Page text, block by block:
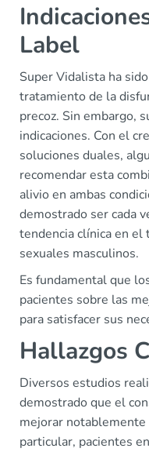
Label
Super Vidalista ha
tratamiento de la
precoz. Sin embargo,
indicaciones. Con el
soluciones duales,
recomendar esta
alivio en ambas
demostrado ser cada
tendencia clínica en
sexuales masculinos.
Es fundamental que
pacientes sobre las
para satisfacer sus
Hallazgos
Diversos estudios
demostrado que el
mejorar notablemente
particular, pacientes